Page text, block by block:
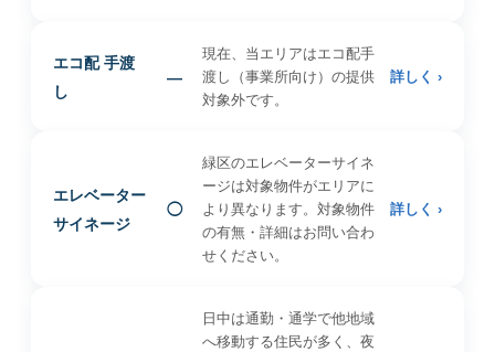
エコ配 手渡
し
—
現在、当エリアはエコ配手
渡し（事業所向け）の提供
対象外です。
詳しく ›
エレベーター
サイネージ
◯
緑区のエレベーターサイネ
ージは対象物件がエリアに
より異なります。対象物件
の有無・詳細はお問い合わ
せください。
詳しく ›
日中は通勤・通学で他地域
へ移動する住民が多く、夜